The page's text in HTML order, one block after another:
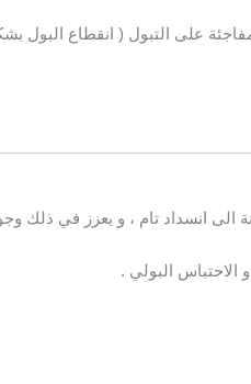
على التبول ( انقطاع البول
الى انسداد تام ، و يعزز في ذلك
الاحتباس البولي .